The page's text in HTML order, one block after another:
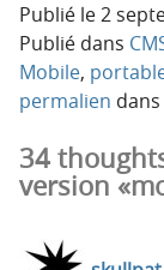
Publié le2
Publié dans
Mobile,
permalien
34
version